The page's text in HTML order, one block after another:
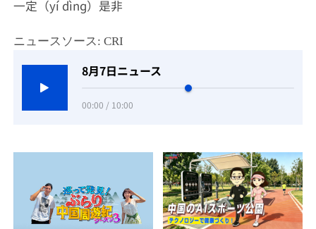
一定（yí dìnɡ）是非
ニュースソース: CRI
8月7日ニュース
00:00 / 10:00